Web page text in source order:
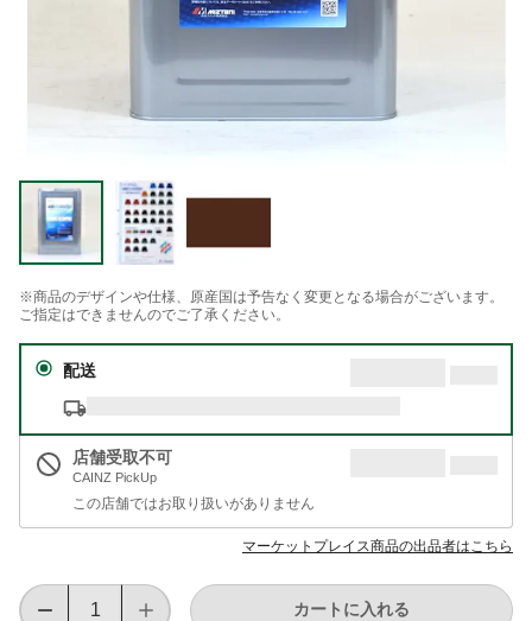
※商品のデザインや仕様、原産国は予告なく変更となる場合がございます。
ご指定はできませんのでご了承ください。
配送
店舗受取不可
CAINZ PickUp
この店舗ではお取り扱いがありません
マーケットプレイス商品の出品者はこちら
カートに入れる